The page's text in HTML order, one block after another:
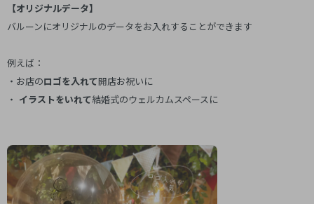
【オリジナルデータ】
バルーンにオリジナルのデータをお入れすることができます
例えば：
・お店のロゴを入れて開店お祝いに
・ イラストをいれて結婚式のウェルカムスペースに